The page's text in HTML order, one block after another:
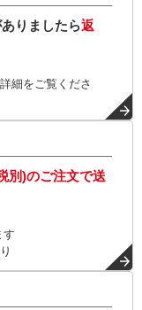
りましたら返
細をご覧くださ
別)のご注文で送
す